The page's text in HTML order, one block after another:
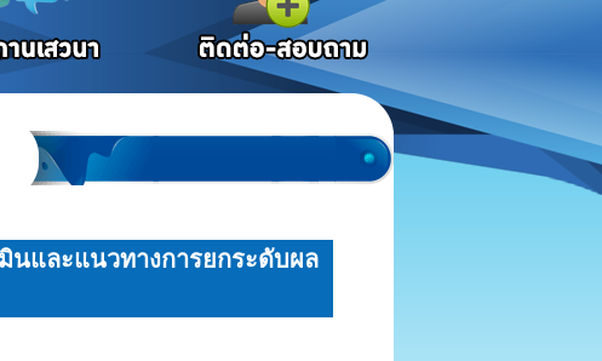
นและแนวทางการยกระดับผล